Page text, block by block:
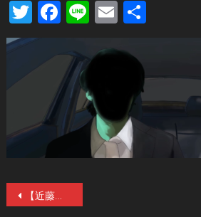
TwitterFacebook
LineEmail
投
【近藤亮太監督らが参加したティザー動画&雪下まゆイラスト、大島依提亜デザインのオルタナティブポスター解禁】「行方不明展」のクリエイターによる『恐怖心展』7月18日(金)〜開催！